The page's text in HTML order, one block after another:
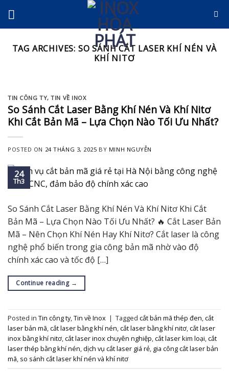
content
TAG ARCHIVES: SO SÁNH CẮT LASER KHÍ NÉN VÀ
KHÍ NITƠ
TIN CÔNG TY,TIN VỀ INOX
So Sánh Cắt Laser Bằng Khí Nén Và Khí Nitơ
Khi Cắt Bản Mã – Lựa Chọn Nào Tối Ưu Nhất?
POSTED ON 24 THÁNG 3, 2025 BY MINH NGUYỄN
24
Th3
So Sánh Cắt Laser Bằng Khí Nén Và Khí Nitơ Khi Cắt
Bản Mã – Lựa Chọn Nào Tối Ưu Nhất? 🔥 Cắt Laser Bản
Mã – Nên Chọn Khí Nén Hay Khí Nitơ? Cắt laser là công
nghệ phổ biến trong gia công bản mã nhờ vào độ
chính xác cao và tốc độ […]
Continue reading →
Posted in Tin công ty,Tin về Inox | Tagged cắt bản mã thép đen,cắt
laser bản mã,cắt laser bằng khí nén,cắt laser bằng khí nitơ,cắt laser
inox bằng khí nitơ,cắt laser inox chuyên nghiệp,cắt laser kim loại,cắt
laser thép bằng khí nén,dịch vụ cắt laser giá rẻ, gia công cắt laser bản
mã, so sánh cắt laser khí nén và khí nitơ